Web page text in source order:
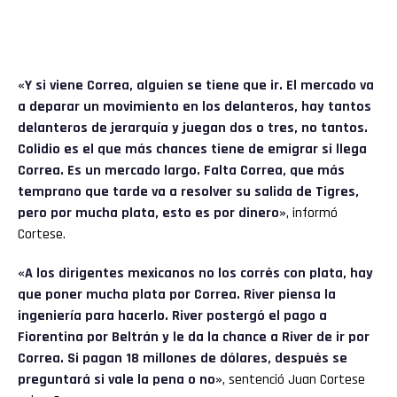
«Y si viene Correa, alguien se tiene que ir. El mercado va
a deparar un movimiento en los delanteros, hay tantos
delanteros de jerarquía y juegan dos o tres, no tantos.
Colidio es el que más chances tiene de emigrar si llega
Correa. Es un mercado largo. Falta Correa, que más
temprano que tarde va a resolver su salida de Tigres,
pero por mucha plata, esto es por dinero», informó
Cortese.
«A los dirigentes mexicanos no los corrés con plata, hay
que poner mucha plata por Correa. River piensa la
ingeniería para hacerlo. River postergó el pago a
Fiorentina por Beltrán y le da la chance a River de ir por
Correa. Si pagan 18 millones de dólares, después se
preguntará si vale la pena o no», sentenció Juan Cortese